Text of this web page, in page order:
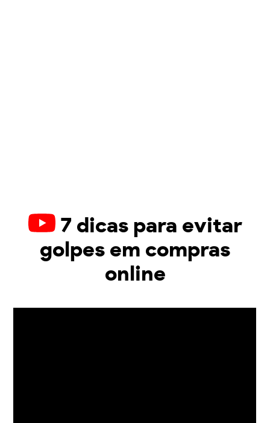
7 dicas para evitar
golpes em compras
online